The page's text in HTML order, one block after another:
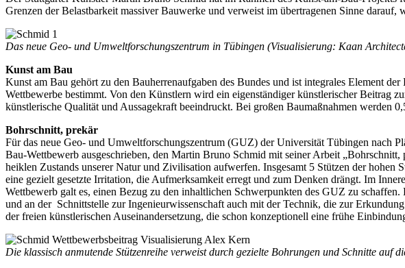
Grenzen der Belastbarkeit massiver Bauwerke und verweist im übertragenen Sinne darauf,
Das neue Geo- und Umweltforschungszentrum in Tübingen (Visualisierung: Kaan
Kunst am Bau
Kunst am Bau gehört zu den Bauherrenaufgaben des Bundes und ist integrales Element
Wettbewerbe bestimmt. Von den Künstlern wird ein eigenständiger künstlerischer Beitrag
künstlerische Qualität und Aussagekraft beeindruckt. Bei großen Baumaßnahmen werden
Bohrschnitt, prekär
Für das neue Geo- und Umweltforschungszentrum (GUZ) der Universität Tübingen nach
Bau-Wettbewerb ausgeschrieben, den Martin Bruno Schmid mit seiner Arbeit
heiklen Zustands unserer Natur und Zivilisation aufwerfen. Insgesamt 5 Stützen der
eine gezielt gesetzte Irritation, die Aufmerksamkeit erregt und zum Denken drängt. Im
Wettbewerb galt es, einen Bezug zu den inhaltlichen Schwerpunkten des GUZ zu
und an der Schnittstelle zur Ingenieurwissenschaft auch mit der Technik, die zur
der freien künstlerischen Auseinandersetzung, die schon konzeptionell eine frühe
Die klassisch anmutende Stützenreihe verweist durch gezielte Bohrungen und Schnitte auf